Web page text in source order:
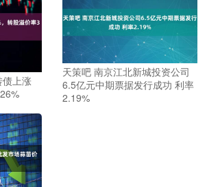
上涨
天策吧 南京江北新城投资公司
6.5亿元中期票据发行成功 利率
2.19%